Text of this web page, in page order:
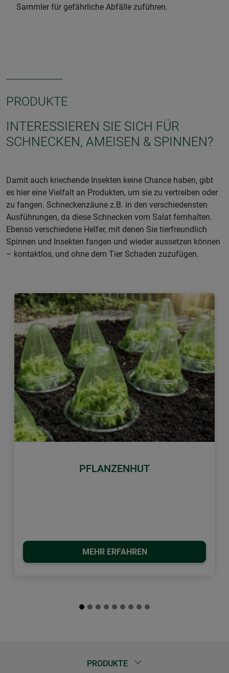
Sammler für gefährliche Abfälle zuführen.
PRODUKTE
INTERESSIEREN SIE SICH FÜR
SCHNECKEN, AMEISEN & SPINNEN?
Damit auch kriechende Insekten keine Chance haben, gibt
es hier eine Vielfalt an Produkten, um sie zu vertreiben oder
zu fangen. Schneckenzäune z.B. in den verschiedensten
Ausführungen, da diese Schnecken vom Salat fernhalten.
Ebenso verschiedene Helfer, mit denen Sie tierfreundlich
Spinnen und Insekten fangen und wieder aussetzen können
– kontaktlos, und ohne dem Tier Schaden zuzufügen.
PFLANZENHUT
MEHR ERFAHREN
Zurück Weiter
PRODUKTE